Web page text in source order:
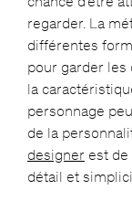
regarder. La
différentes
pour garder les
la
personnage
de la
designer est
détail et